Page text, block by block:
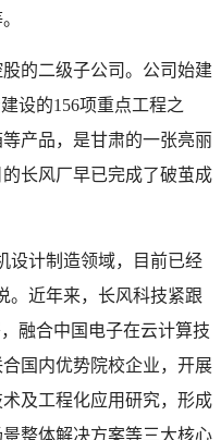
的二级子公司。公司始建
设的156项重点工程之
产品，是甘肃的一张亮丽
长风厂早已完成了破茧成
设计制造领域，目前已经
。近年来，长风科技紧跟
融合中国电子在云计算技
国内优势院校企业，开展
及工程化应用研究，形成
整体解决方案等三大核心